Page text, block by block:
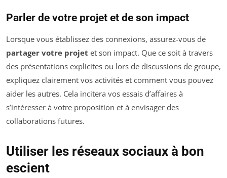
Parler de votre projet et de son impact
Lorsque vous établissez des connexions, assurez-vous de
partager votre projet et son impact. Que ce soit à travers
des présentations explicites ou lors de discussions de groupe,
expliquez clairement vos activités et comment vous pouvez
aider les autres. Cela incitera vos essais d’affaires à
s’intéresser à votre proposition et à envisager des
collaborations futures.
Utiliser les réseaux sociaux à bon
escient